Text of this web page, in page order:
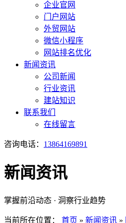
企业官网
门户网站
外贸网站
微信小程序
网站排名优化
新闻资讯
公司新闻
行业资讯
建站知识
联系我们
在线留言
咨询电话： 13864169891
新闻资讯
掌握前沿动态 · 洞察行业趋势
当前所在位置： 首页 » 新闻资讯 »